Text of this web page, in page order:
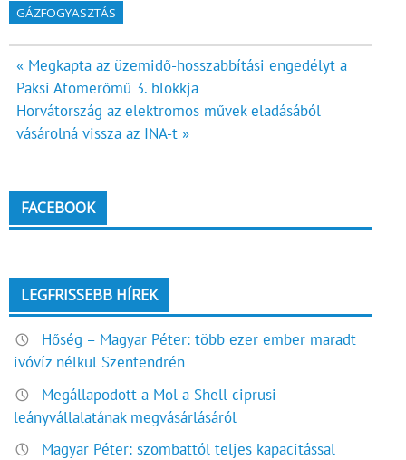
GÁZFOGYASZTÁS
Bejegyzés
navigáció
« Megkapta az üzemidő-hosszabbítási engedélyt a
Paksi Atomerőmű 3. blokkja
Horvátország az elektromos művek eladásából
vásárolná vissza az INA-t »
FACEBOOK
LEGFRISSEBB HÍREK
Hőség – Magyar Péter: több ezer ember maradt
ivóvíz nélkül Szentendrén
Megállapodott a Mol a Shell ciprusi
leányvállalatának megvásárlásáról
Magyar Péter: szombattól teljes kapacitással